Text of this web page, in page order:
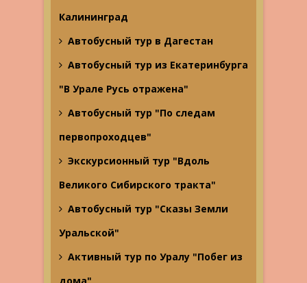
Калининград
Автобусный тур в Дагестан
Автобусный тур из Екатеринбурга
"В Урале Русь отражена"
Автобусный тур "По следам
первопроходцев"
Экскурсионный тур "Вдоль
Великого Сибирского тракта"
Автобусный тур "Сказы Земли
Уральской"
Активный тур по Уралу "Побег из